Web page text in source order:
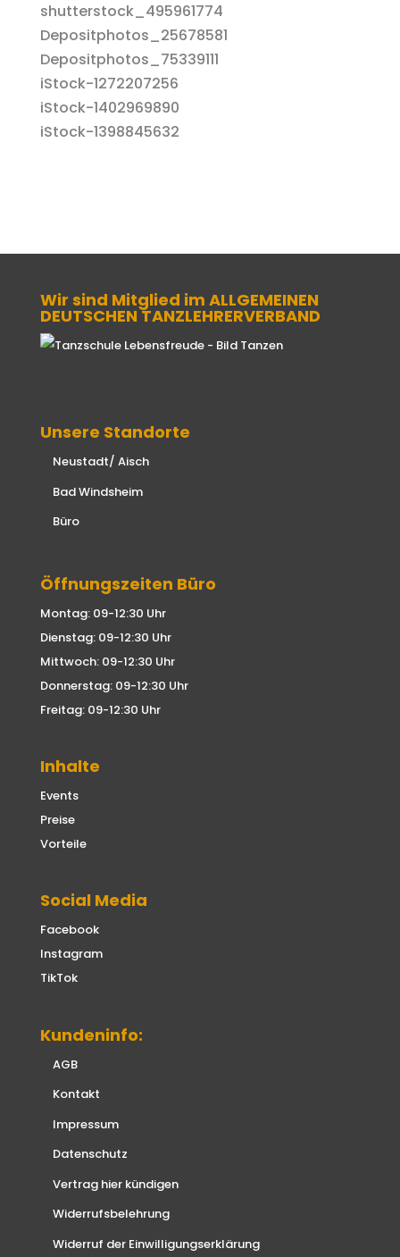
shutterstock_495961774
Depositphotos_25678581
Depositphotos_75339111
iStock-1272207256
iStock-1402969890
iStock-1398845632
Wir sind Mitglied im ALLGEMEINEN
DEUTSCHEN TANZLEHRERVERBAND
Unsere Standorte
Neustadt/ Aisch
Bad Windsheim
Büro
Öffnungszeiten Büro
Montag: 09-12:30 Uhr
Dienstag: 09-12:30 Uhr
Mittwoch: 09-12:30 Uhr
Donnerstag: 09-12:30 Uhr
Freitag: 09-12:30 Uhr
Inhalte
Events
Preise
Vorteile
Social Media
Facebook
Instagram
TikTok
Kundeninfo:
AGB
Kontakt
Impressum
Datenschutz
Vertrag hier kündigen
Widerrufsbelehrung
Widerruf der Einwilligungserklärung